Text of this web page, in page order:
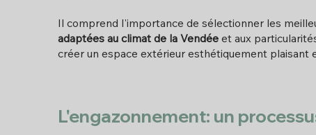
Il comprend l'importance de sélectionner les
adaptées au climat de la Vendée et aux
créer un espace extérieur esthétiquement plaisant
L'engazonnement: un